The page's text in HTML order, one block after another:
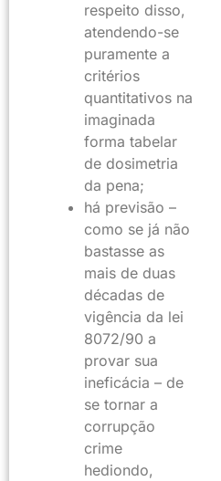
respeito disso,
atendendo-se
puramente a
critérios
quantitativos na
imaginada
forma tabelar
de dosimetria
da pena;
há previsão –
como se já não
bastasse as
mais de duas
décadas de
vigência da lei
8072/90 a
provar sua
ineficácia – de
se tornar a
corrupção
crime
hediondo,